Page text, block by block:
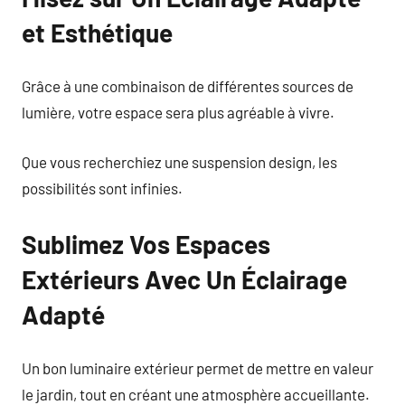
et Esthétique
Grâce à une combinaison de différentes sources de
lumière, votre espace sera plus agréable à vivre.
Que vous recherchiez une suspension design, les
possibilités sont infinies.
Sublimez Vos Espaces
Extérieurs Avec Un Éclairage
Adapté
Un bon luminaire extérieur permet de mettre en valeur
le jardin, tout en créant une atmosphère accueillante.